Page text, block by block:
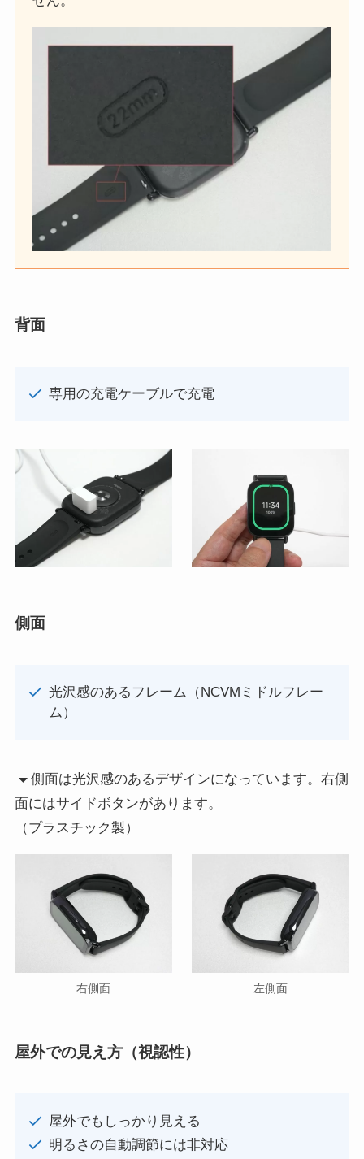
背面
専用の充電ケーブルで充電
側面
光沢感のあるフレーム（NCVMミドルフレー
ム）
側面は光沢感のあるデザインになっています。右側
面にはサイドボタンがあります。
（プラスチック製）
右側面 左側面
屋外での見え方（視認性）
屋外でもしっかり見える
明るさの自動調節には非対応